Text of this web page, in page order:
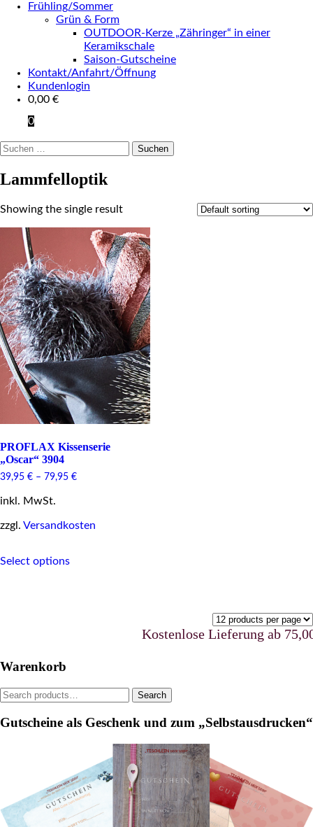
Frühling/Sommer
Grün & Form
OUTDOOR-Kerze „Zähringer“ in einer
Keramikschale
Saison-Gutscheine
Kontakt/Anfahrt/Öffnung
Kundenlogin
0,00 €
0
Suchen
Lammfelloptik
Showing the single result
PROFLAX Kissenserie
„Oscar“ 3904
39,95 € – 79,95 €
inkl. MwSt.
zzgl. Versandkosten
Select optionsproduct
the
page
Kostenlose Lieferung ab 75,00
Warenkorb
Search
Search
Gutscheine als Geschenk und zum „Selbstausdrucken“